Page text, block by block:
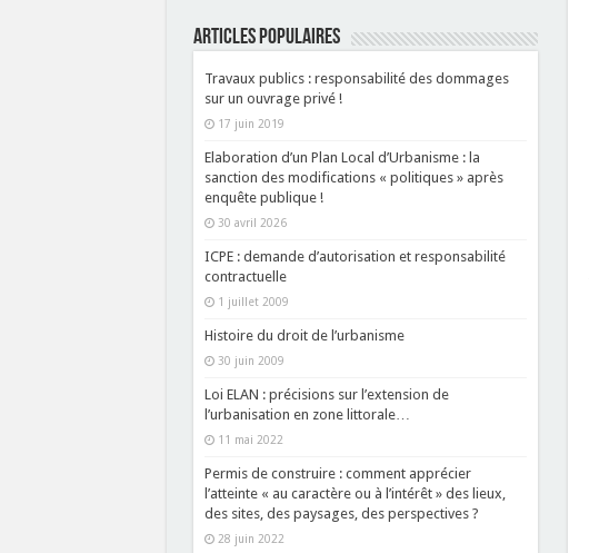
ARTICLES POPULAIRES
Travaux publics : responsabilité des dommages
sur un ouvrage privé !
17 juin 2019
Elaboration d’un Plan Local d’Urbanisme : la
sanction des modifications « politiques » après
enquête publique !
30 avril 2026
ICPE : demande d’autorisation et responsabilité
contractuelle
1 juillet 2009
Histoire du droit de l’urbanisme
30 juin 2009
Loi ELAN : précisions sur l’extension de
l’urbanisation en zone littorale…
11 mai 2022
Permis de construire : comment apprécier
l’atteinte « au caractère ou à l’intérêt » des lieux,
des sites, des paysages, des perspectives ?
28 juin 2022